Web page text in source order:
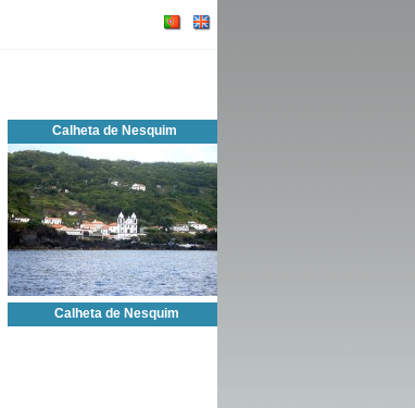
Calheta de Nesquim
Calheta de Nesquim